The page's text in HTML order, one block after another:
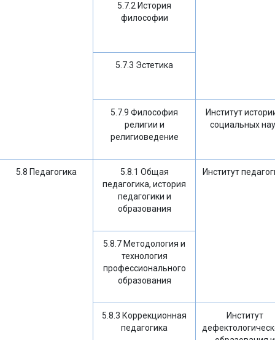
5.7.2 История
философии
5.7.3 Эстетика
5.7.9 Философия
религии и
религиоведение
Институт
социальных
5.8 Педагогика
5.8.1 Общая
педагогика, история
педагогики и
образования
Институт
5.8.7 Методология и
технология
профессионального
образования
5.8.3 Коррекционная
педагогика
Институт